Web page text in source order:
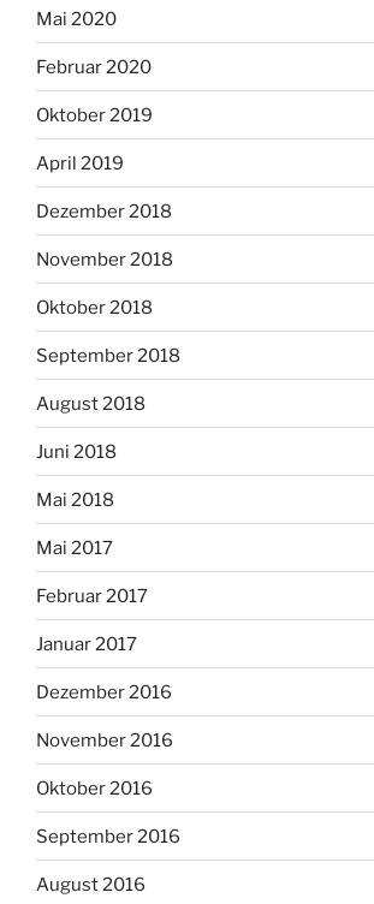
Mai 2020
Februar 2020
Oktober 2019
April 2019
Dezember 2018
November 2018
Oktober 2018
September 2018
August 2018
Juni 2018
Mai 2018
Mai 2017
Februar 2017
Januar 2017
Dezember 2016
November 2016
Oktober 2016
September 2016
August 2016